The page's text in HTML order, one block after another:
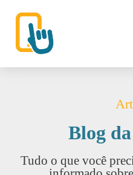
Blog
Tudo o que você